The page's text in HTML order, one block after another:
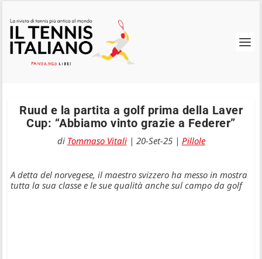
Ruud e la partita a golf prima della Laver
Cup: “Abbiamo vinto grazie a Federer”
di Tommaso Vitali| 20-Set-25| Pillole
A detta del norvegese, il maestro svizzero ha messo in mostra
tutta la sua classe e le sue qualità anche sul campo da golf